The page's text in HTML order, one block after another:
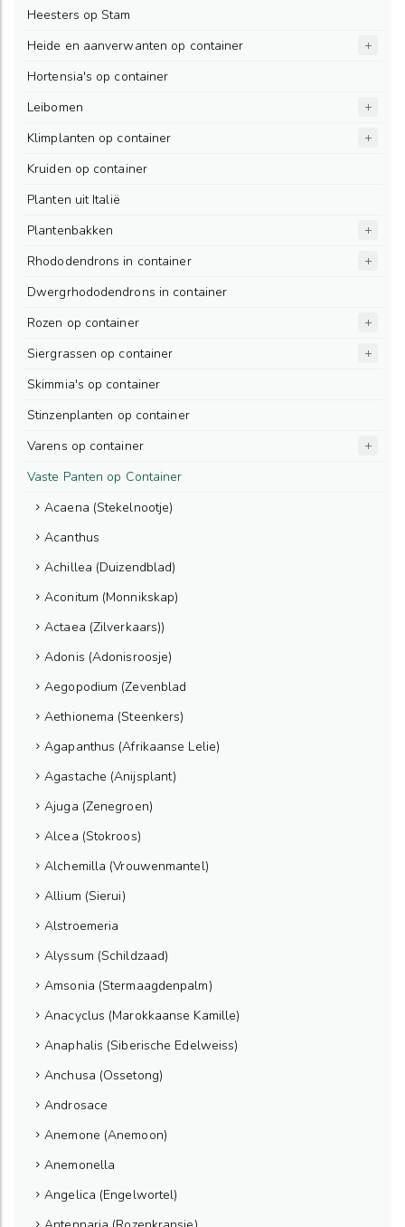
Heesters op Stam
Heide en aanverwanten op container
Hortensia's op container
Leibomen
Klimplanten op container
Kruiden op container
Planten uit Italië
Plantenbakken
Rhododendrons in container
Dwergrhododendrons in container
Rozen op container
Siergrassen op container
Skimmia's op container
Stinzenplanten op container
Varens op container
Vaste Panten op Container
Acaena (Stekelnootje)
Acanthus
Achillea (Duizendblad)
Aconitum (Monnikskap)
Actaea (Zilverkaars))
Adonis (Adonisroosje)
Aegopodium (Zevenblad
Aethionema (Steenkers)
Agapanthus (Afrikaanse Lelie)
Agastache (Anijsplant)
Ajuga (Zenegroen)
Alcea (Stokroos)
Alchemilla (Vrouwenmantel)
Allium (Sierui)
Alstroemeria
Alyssum (Schildzaad)
Amsonia (Stermaagdenpalm)
Anacyclus (Marokkaanse Kamille)
Anaphalis (Siberische Edelweiss)
Anchusa (Ossetong)
Androsace
Anemone (Anemoon)
Anemonella
Angelica (Engelwortel)